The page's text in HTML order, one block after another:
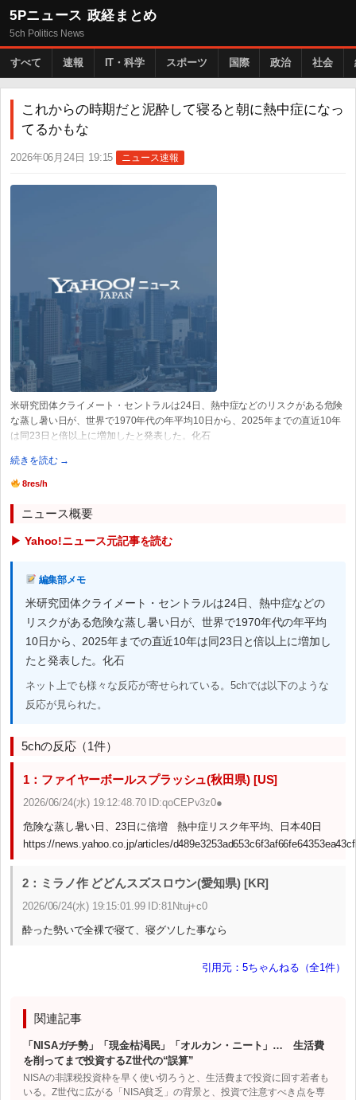
5Pニュース 政経まとめ
5ch Politics News
すべて 速報 IT・科学 スポーツ 国際 政治 社会
これからの時期だと泥酔して寝ると朝に熱中症になっ
てるかもな
2026年06月24日 19:15 ニュース速報
米研究団体クライメート・セントラルは24日、熱中症などのリスクがある危険
な蒸し暑い日が、世界で1970年代の年平均10日から、2025年までの直近10年
は同23日と倍以上に増加したと発表した。化石
続きを読む →
8res/h
ニュース概要
▶ Yahoo!ニュース元記事を読む
編集部メモ
米研究団体クライメート・セントラルは24日、熱中症などの
リスクがある危険な蒸し暑い日が、世界で1970年代の年平均
10日から、2025年までの直近10年は同23日と倍以上に増加し
たと発表した。化石
ネット上でも様々な反応が寄せられている。5chでは以下のような
反応が見られた。
5chの反応（1件）
1：ファイヤーボールスプラッシュ(秋田県) [US]
2026/06/24(水) 19:12:48.70 ID:qoCEPv3z0●
危険な蒸し暑い日、23日に倍増 熱中症リスク年平均、日本40日
https://news.yahoo.co.jp/articles/
2：ミラノ作 どどんスズスロウン(愛知県) [KR]
2026/06/24(水) 19:15:01.99 ID:81Ntuj+c0
酔った勢いで全裸で寝て、寝グソした事なら
引用元：5ちゃんねる（全1件）
関連記事
「NISAガチ勢」「現金枯渇民」「オルカン・ニート」… 生活費
を削ってまで投資するZ世代の“誤算”
NISAの非課税投資枠を早く使い切ろうと、生活費まで投資に回す若者も
いる。Z世代に広がる「NISA貧乏」の背景と、投資で注意すべき点を専